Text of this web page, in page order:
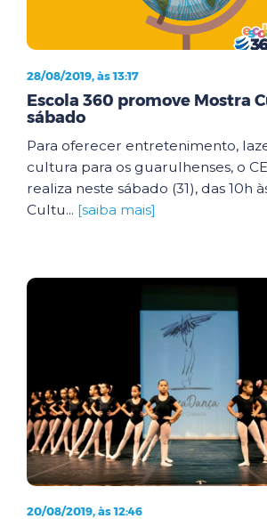
28/08/2019, às 13:17
Escola 360 promove Mostra
sábado
Para oferecer entretenimento,
cultura para os guarulhenses, o
realiza neste sábado (31), das 10h
Cultu... [saiba mais]
20/08/2019, às 12:46